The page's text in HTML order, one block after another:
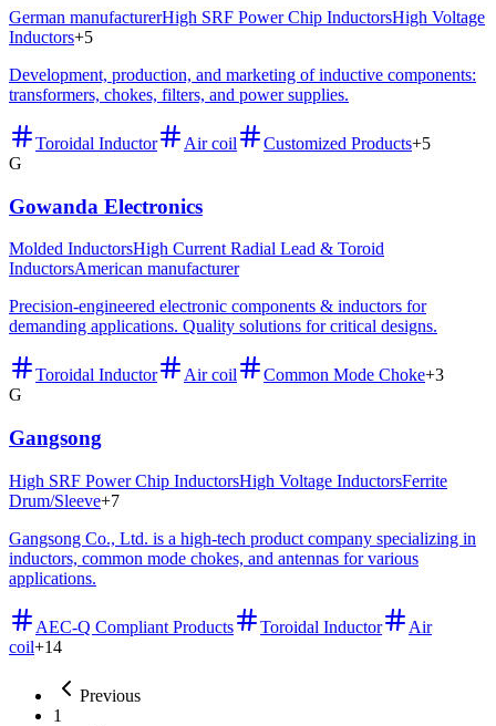
German manufacturerHigh SRF Power Chip InductorsHigh Voltage
Inductors+5
Development, production, and marketing of inductive components:
transformers, chokes, filters, and power supplies.
Toroidal Inductor Air coil Customized Products+5
G
Gowanda Electronics
Molded InductorsHigh Current Radial Lead & Toroid
InductorsAmerican manufacturer
Precision-engineered electronic components & inductors for
demanding applications. Quality solutions for critical designs.
Toroidal Inductor Air coil Common Mode Choke+3
G
Gangsong
High SRF Power Chip InductorsHigh Voltage InductorsFerrite
Drum/Sleeve+7
Gangsong Co., Ltd. is a high-tech product company specializing in
inductors, common mode chokes, and antennas for various
applications.
AEC-Q Compliant Products Toroidal Inductor
Air
coil+14
Previous
1